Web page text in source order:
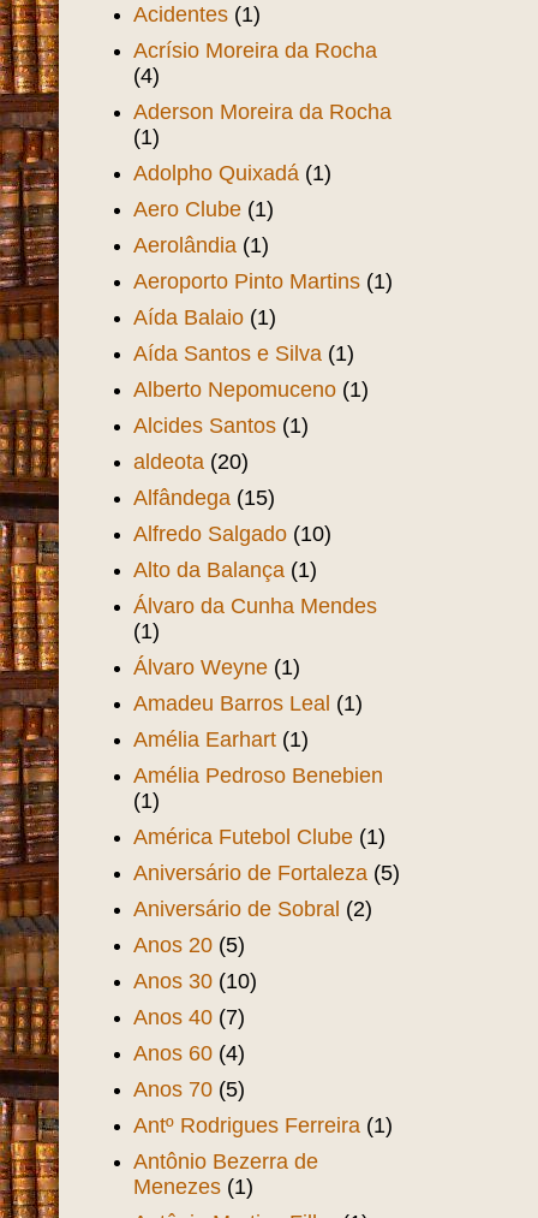
Acidentes (1)
Acrísio Moreira da Rocha
(4)
Aderson Moreira da Rocha
(1)
Adolpho Quixadá (1)
Aero Clube (1)
Aerolândia (1)
Aeroporto Pinto Martins (1)
Aída Balaio (1)
Aída Santos e Silva (1)
Alberto Nepomuceno (1)
Alcides Santos (1)
aldeota (20)
Alfândega (15)
Alfredo Salgado (10)
Alto da Balança (1)
Álvaro da Cunha Mendes
(1)
Álvaro Weyne (1)
Amadeu Barros Leal (1)
Amélia Earhart (1)
Amélia Pedroso Benebien
(1)
América Futebol Clube (1)
Aniversário de Fortaleza (5)
Aniversário de Sobral (2)
Anos 20 (5)
Anos 30 (10)
Anos 40 (7)
Anos 60 (4)
Anos 70 (5)
Antº Rodrigues Ferreira (1)
Antônio Bezerra de
Menezes (1)